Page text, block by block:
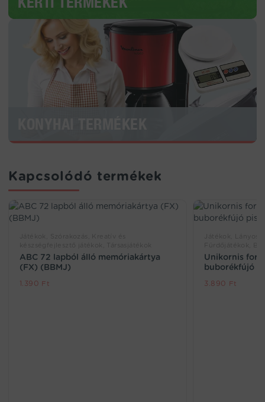
Kapcsolódó termékek
ABC 72 lapból álló memóriakártya
(FX) (BBMJ)
1.390 Ft
Unikornis
buborékfújó
3.890 Ft